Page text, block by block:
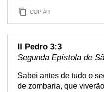
COPIAR
II Pedro 3:3
Segunda Epístola de
Sabei antes de tudo o
de zombaria, que